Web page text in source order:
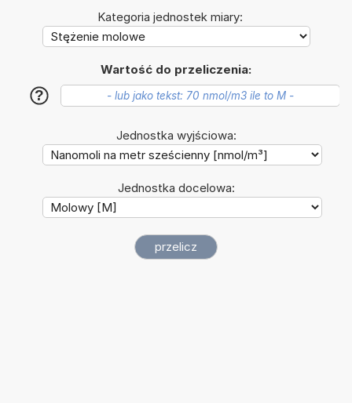
Kategoria jednostek miary:
Wartość do przeliczenia:
?
Jednostka wyjściowa:
Jednostka docelowa: